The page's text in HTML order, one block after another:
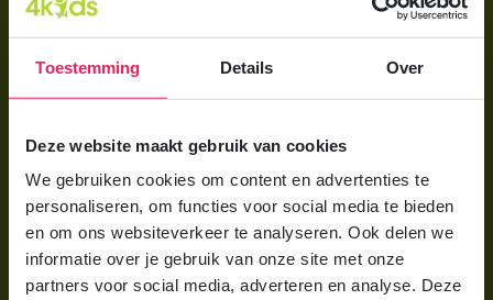
Toestemming Details Over
Deze website maakt gebruik van cookies
We gebruiken cookies om content en advertenties te
personaliseren, om functies voor social media te bieden
en om ons websiteverkeer te analyseren. Ook delen we
informatie over je gebruik van onze site met onze
partners voor social media, adverteren en analyse. Deze
Voor ouders
Wat kost een gastouder?
Hoe vind ik een gastouder?
Voor gastouders